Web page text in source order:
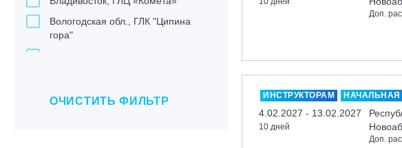
Вологодская обл., ГЛК "Ципина
гора"
Екатеринбург, ГЛЦ «Уктус»
ОЧИСТИТЬ ФИЛЬТР
Доп.
ИНСТРУКТОРАМ НАЧАЛЬНАЯ
4.02.2027 - 13.02.2027
10 дней
Доп.